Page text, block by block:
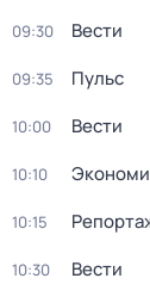
09:30 Вести
09:35 Пульс
10:00 Вести
10:10
10:15
10:30 Вести